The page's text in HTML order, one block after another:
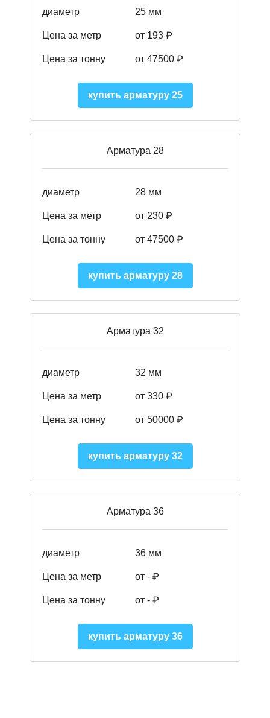
диаметр 25 мм
Цена за метр от 193 ₽
Цена за тонну от 47500 ₽
купить арматуру 25
Арматура 28
диаметр 28 мм
Цена за метр от 230 ₽
Цена за тонну от 47500 ₽
купить арматуру 28
Арматура 32
диаметр 32 мм
Цена за метр от 330 ₽
Цена за тонну от 50000 ₽
купить арматуру 32
Арматура 36
диаметр 36 мм
Цена за метр от - ₽
Цена за тонну от - ₽
купить арматуру 36